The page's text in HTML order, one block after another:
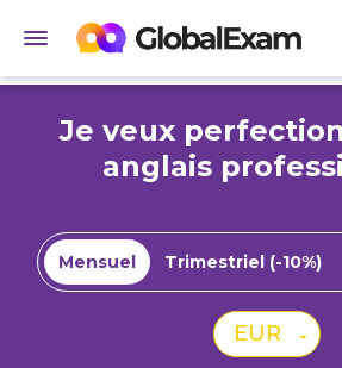
Je veux
anglais
Mensuel Trimestriel (-10%)
EUR